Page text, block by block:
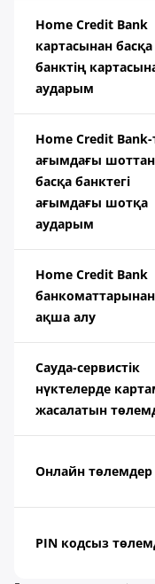
Home Credit Bank
картасынан басқа
банктің
аударым
Home Credit Bank-
ағымдағы шоттан
басқа банктегі
ағымдағы шотқа
аударым
Home Credit Bank
банкоматтарынан
ақша алу
Сауда-сервистік
нүктелерде
жасалатын
Онлайн төлемдер
PIN кодсыз